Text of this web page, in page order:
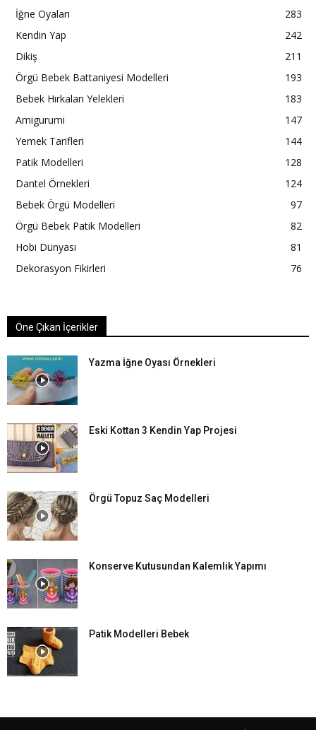
İğne Oyaları
283
Kendin Yap
242
Dikiş
211
Örgü Bebek Battaniyesi Modelleri
193
Bebek Hırkaları Yelekleri
183
Amigurumi
147
Yemek Tarifleri
144
Patik Modelleri
128
Dantel Örnekleri
124
Bebek Örgü Modelleri
97
Örgü Bebek Patik Modelleri
82
Hobi Dünyası
81
Dekorasyon Fikirleri
76
Öne Çıkan İçerikler
Yazma İğne Oyası Örnekleri
Eski Kottan 3 Kendin Yap Projesi
Örgü Topuz Saç Modelleri
Konserve Kutusundan Kalemlik Yapımı
Patik Modelleri Bebek